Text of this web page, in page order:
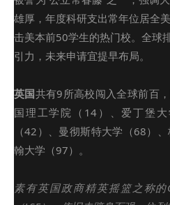
雄厚，年度科研支出常年位居全
击美本前50学生的热门校。全球
引力，未来申请宜提早布局。
英国共有9所高校闯入全球前百
国理工学院（14）、爱丁堡
（42）、曼彻斯特大学（68）
翰大学（97）。
素有英国政商精英摇篮之称